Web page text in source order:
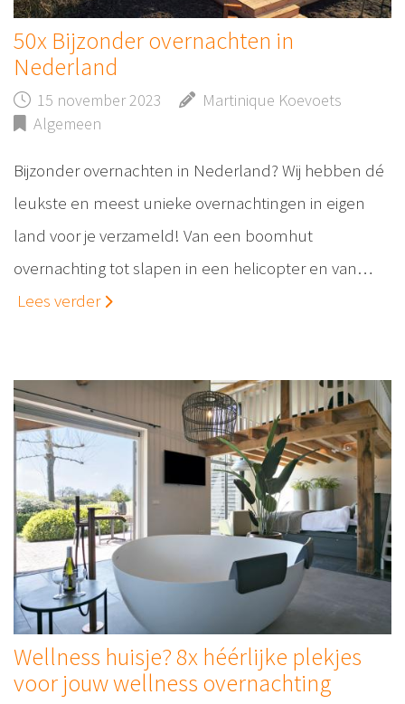
50x Bijzonder overnachten in
Nederland
15 november 2023
Martinique Koevoets
Algemeen
Bijzonder overnachten in Nederland? Wij hebben dé
leukste en meest unieke overnachtingen in eigen
land voor je verzameld! Van een boomhut
overnachting tot slapen in een helicopter en van…
Lees verder
Wellness huisje? 8x héérlijke plekjes
voor jouw wellness overnachting